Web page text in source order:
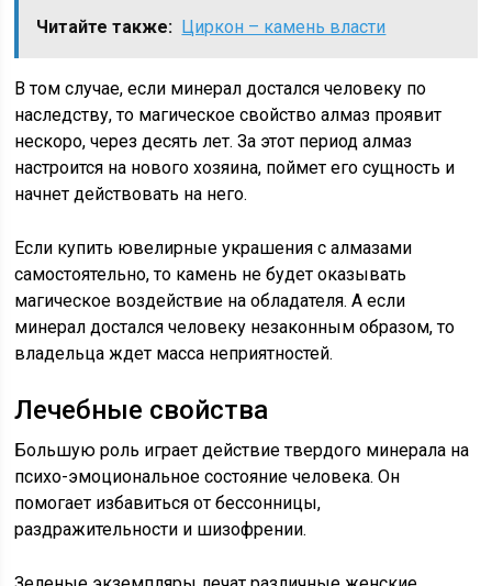
Читайте также: Циркон – камень власти
В том случае, если минерал достался человеку по
наследству, то магическое свойство алмаз проявит
нескоро, через десять лет. За этот период алмаз
настроится на нового хозяина, поймет его сущность и
начнет действовать на него.
Если купить ювелирные украшения с алмазами
самостоятельно, то камень не будет оказывать
магическое воздействие на обладателя. А если
минерал достался человеку незаконным образом, то
владельца ждет масса неприятностей.
Лечебные свойства
Большую роль играет действие твердого минерала на
психо-эмоциональное состояние человека. Он
помогает избавиться от бессонницы,
раздражительности и шизофрении.